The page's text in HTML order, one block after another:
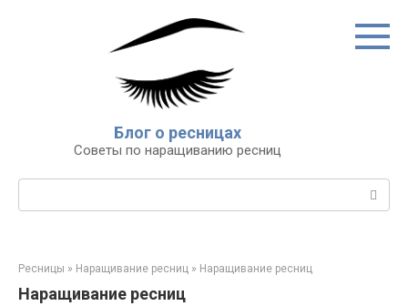
Блог о ресницах
Советы по наращиванию ресниц
Ресницы » Наращивание ресниц » Наращивание ресниц
Наращивание ресниц